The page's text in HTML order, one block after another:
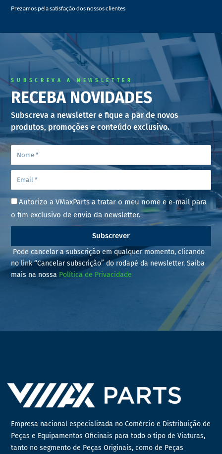
Prezamos pela satisfação dos nossos clientes
SUBSCREVA A NEWSLETTER
RECEBA NOVIDADES
Subscreva a newsletter e fique a par de novos
produtos, promoções e conteúdo exclusivo.
Autorizo a VMaxParts a tratar o meu nome e e-mail para
o fim exclusivo de envio da newsletter.
Subscrever
Pode cancelar a subscrição em qualquer momento, clicando
no link “Cancelar subscrição” do rodapé da newsletter. Saiba
mais na nossa Política de Privacidade
Empresa nacional especializada no Comércio e Distribuição de
Peças e Equipamentos Oficinais para todo o tipo de Viaturas,
tanto no segmento de Peças Originais, como de Peças